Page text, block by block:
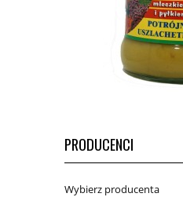
PRODUCENCI
Wybierz producenta